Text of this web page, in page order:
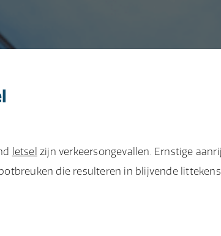
letsel zijn verkeersongevallen. Ernstige
die resulteren in blijvende